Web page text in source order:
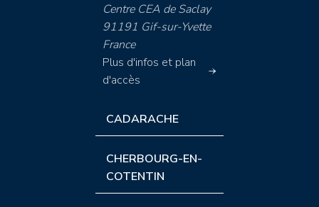
Centre CEA de Saclay
91191 Gif-sur-Yvette
France
Plus d'infos et plan
d'accès
CADARACHE
CHERBOURG-EN-
COTENTIN